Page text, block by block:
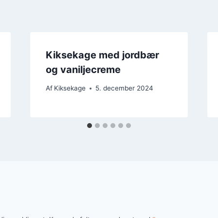
Kiksekage med jordbær
og vaniljecreme
Af Kiksekage 5. december 2024